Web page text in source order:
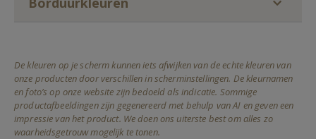
De kleuren op je scherm kunnen iets afwijken van de echte kleuren van
onze producten door verschillen in scherminstellingen. De kleurnamen
en foto’s op onze website zijn bedoeld als indicatie. Sommige
productafbeeldingen zijn gegenereerd met behulp van AI en geven een
impressie van het product. We doen ons uiterste best om alles zo
waarheidsgetrouw mogelijk te tonen.